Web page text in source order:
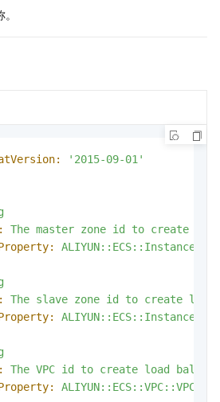
'2015-09-01'
The master zone id to create
The slave zone id to create load
The VPC id to create load
ALIYUN::ECS::VPC::VPCId